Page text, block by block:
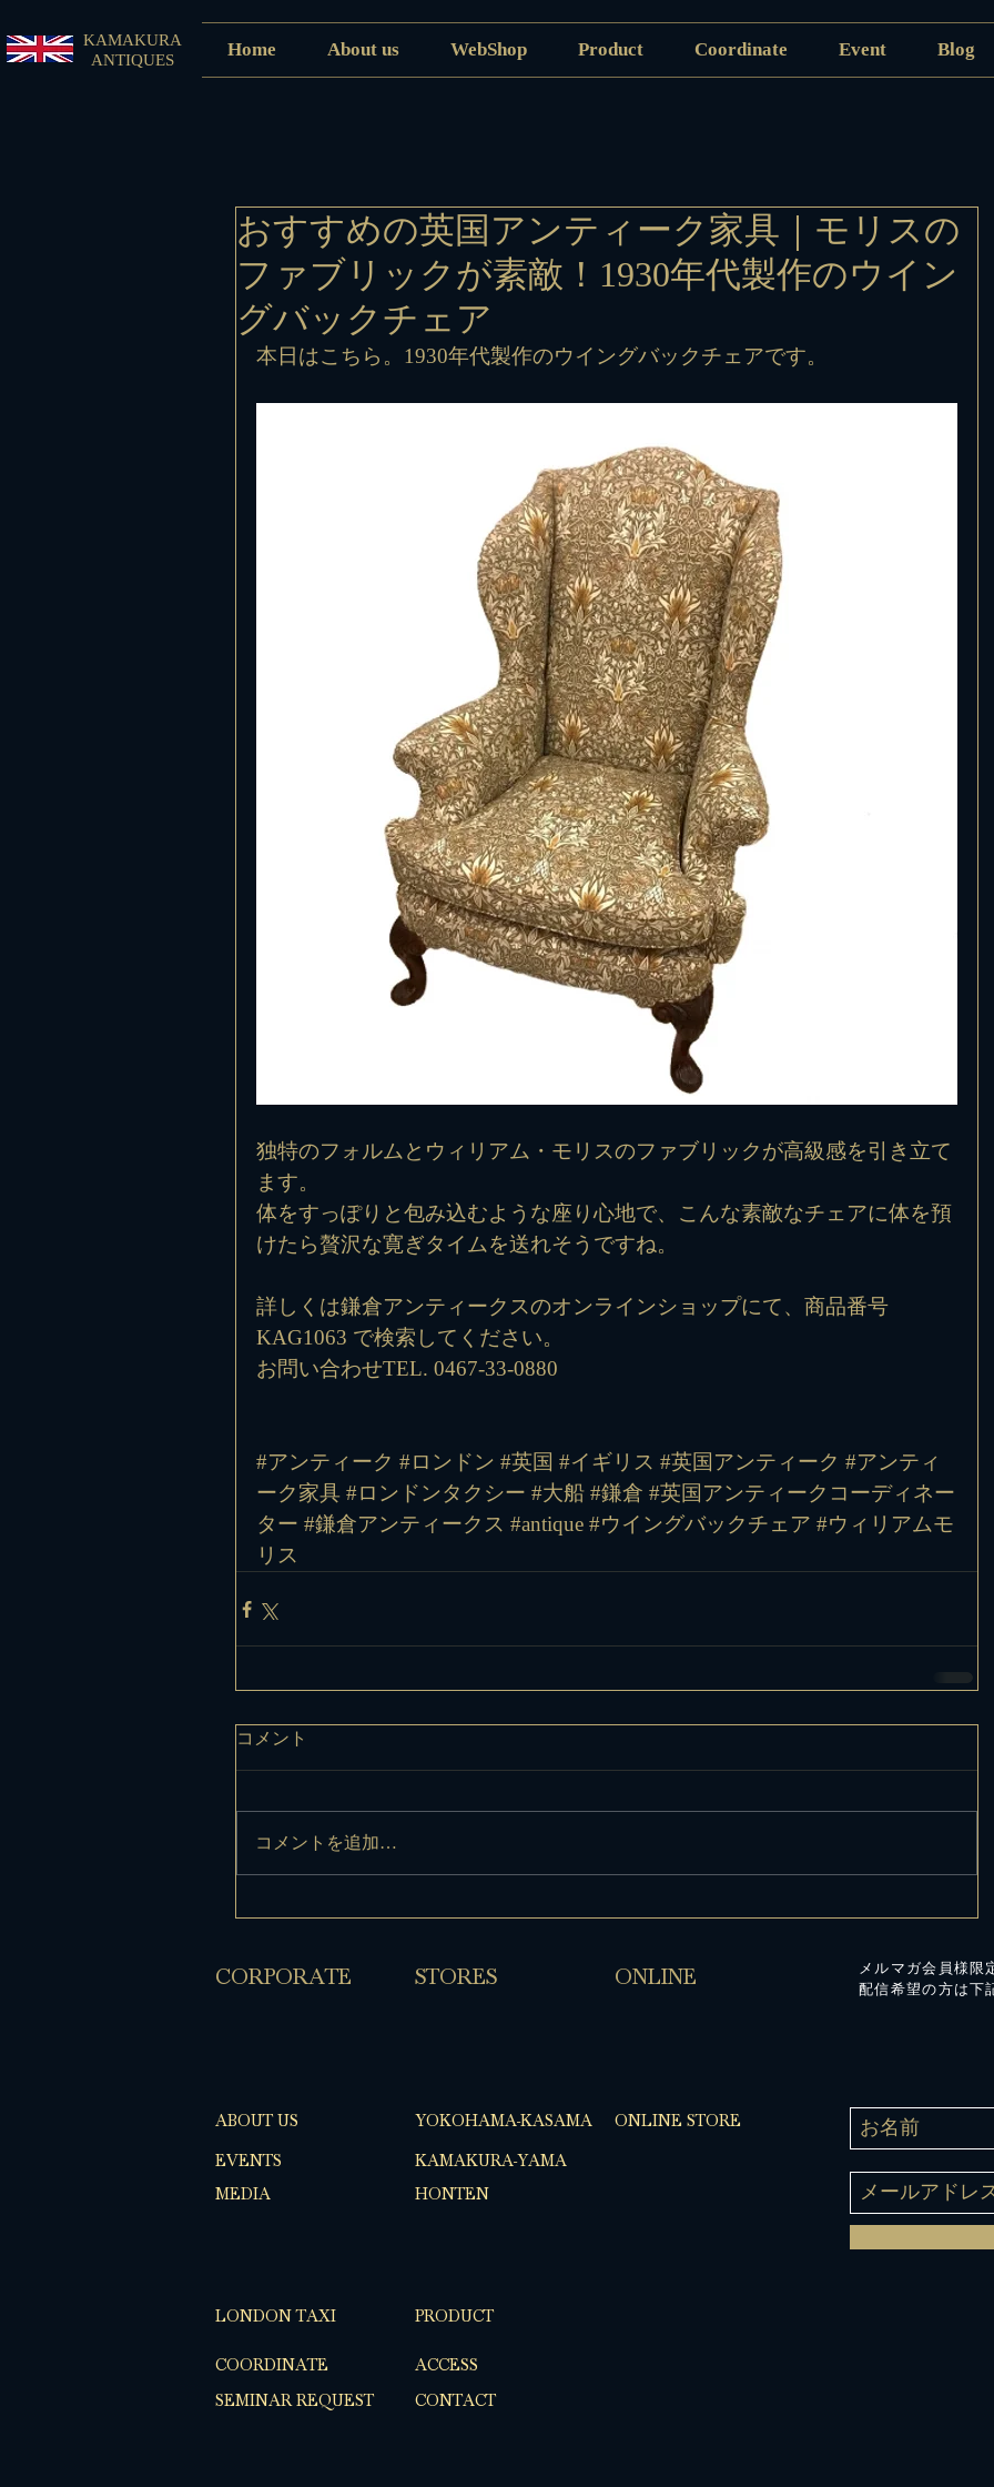
KAMAKURA
ANTIQUES
Home About us WebShop Product Coordinate Event Blog
おすすめの英国アンティーク家具｜モリスの
ファブリックが素敵！1930年代製作のウイン
グバックチェア
本日はこちら。1930年代製作のウイングバックチェアです。
独特のフォルムとウィリアム・モリスのファブリックが高級感を引き立て
ます。
体をすっぽりと包み込むような座り心地で、こんな素敵なチェアに体を預
けたら贅沢な寛ぎタイムを送れそうですね。
詳しくは鎌倉アンティークスのオンラインショップにて、商品番号
KAG1063 で検索してください。
お問い合わせTEL. 0467-33-0880
#アンティーク #ロンドン #英国 #イギリス #英国アンティーク #アンティ
ーク家具 #ロンドンタクシー #大船 #鎌倉 #英国アンティークコーディネー
ター #鎌倉アンティークス #antique #ウイングバックチェア #ウィリアムモ
リス
コメント
コメントを追加…
​CORPORATE ​STORES ONLINE
メルマガ会員様限
配信希望の方は下
ABOUT US
EVENTS
MEDIA
YOKOHAMA-KASAMA ONLINE STORE
KAMAKURA-YAMA
HONTEN
LONDON TAXI
COORDINATE
SEMINAR REQUEST
PRODUCT
ACCESS
CONTACT